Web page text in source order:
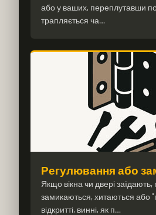
або у ваших, переплутавши
трапляється ча…
Регулювання або
Якщо вікна чи двері
замикаються, хитаються або
відкритті, винні, як п…